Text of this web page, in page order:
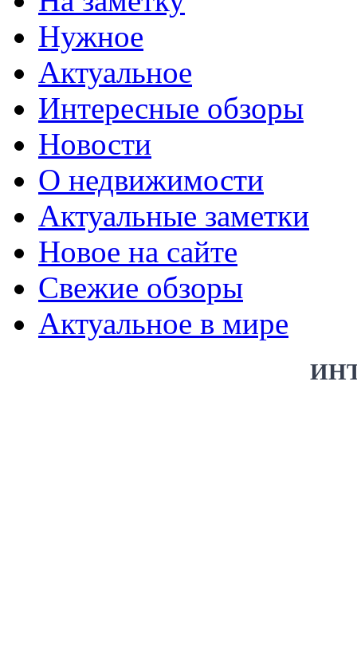
Нужное
Актуальное
Интересные обзоры
Новости
О недвижимости
Актуальные заметки
Новое на сайте
Свежие обзоры
Актуальное в мире